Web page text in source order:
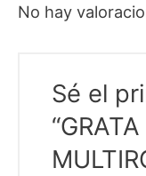
No hay
Sé el